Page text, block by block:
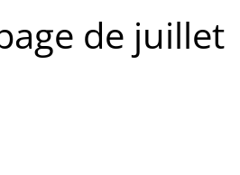
de juillet